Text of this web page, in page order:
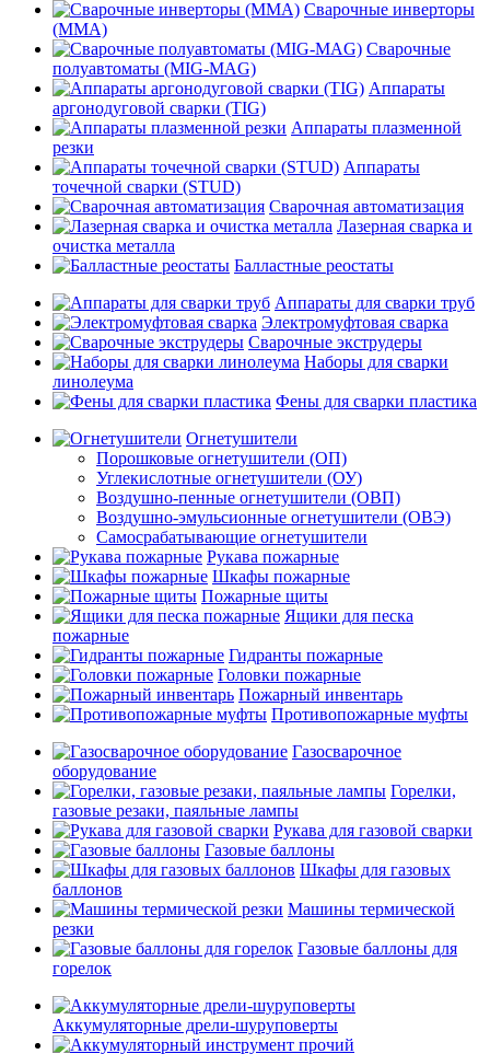
Сварочные инверторы
(MMA)
Сварочные
полуавтоматы (MIG-MAG)
Аппараты
аргонодуговой сварки (TIG)
Аппараты плазменной
резки
Аппараты
точечной сварки (STUD)
Сварочная автоматизация
Лазерная сварка и
очистка металла
Балластные реостаты
Аппараты для сварки труб
Электромуфтовая сварка
Сварочные экструдеры
Наборы для сварки
линолеума
Фены для сварки пластика
Огнетушители
Порошковые огнетушители (ОП)
Углекислотные огнетушители (ОУ)
Воздушно-пенные огнетушители (ОВП)
Воздушно-эмульсионные огнетушители (ОВЭ)
Самосрабатывающие огнетушители
Рукава пожарные
Шкафы пожарные
Пожарные щиты
Ящики для песка
пожарные
Гидранты пожарные
Головки пожарные
Пожарный инвентарь
Противопожарные муфты
Газосварочное
оборудование
Горелки,
газовые резаки, паяльные лампы
Рукава для газовой сварки
Газовые баллоны
Шкафы для газовых
баллонов
Машины термической
резки
Газовые баллоны для
горелок
Аккумуляторные дрели-шуруповерты